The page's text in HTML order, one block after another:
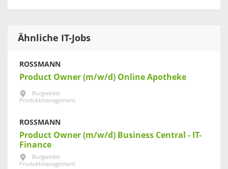
Ähnliche IT-Jobs
ROSSMANN
Product Owner (m/w/d) Online Apotheke
Burgwedel
Produktmanagement
ROSSMANN
Product Owner (m/w/d) Business Central - IT-
Finance
Burgwedel
Produktmanagement